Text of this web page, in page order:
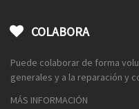
COLABORA
Puede colaborar de forma
generales y a la reparación y
MÁS INFORMACIÓN